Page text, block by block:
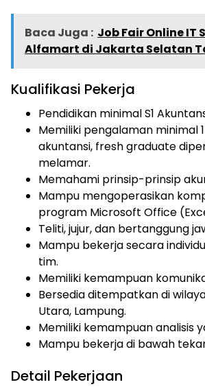
Baca Juga : Job Fair Online IT
Alfamart di Jakarta Selatan
Kualifikasi Pekerja
Pendidikan minimal S1
Memiliki pengalaman minimal
akuntansi, fresh graduate
melamar.
Memahami prinsip-prinsip
Mampu mengoperasikan
program Microsoft Office
Teliti, jujur, dan bertanggung
Mampu bekerja secara
tim.
Memiliki kemampuan
Bersedia ditempatkan di
Utara, Lampung.
Memiliki kemampuan analisis
Mampu bekerja di bawah
Detail Pekerjaan